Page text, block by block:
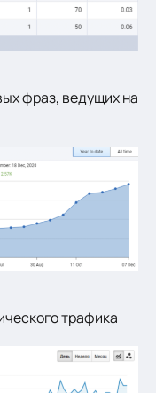
фраз, ведущих на
трафика